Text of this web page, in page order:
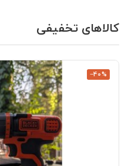
کالاهای تخفیفی
‎−40%